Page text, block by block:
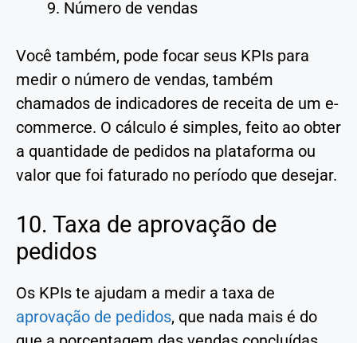
Número de vendas
Você também, pode focar seus KPIs para
medir o número de vendas, também
chamados de indicadores de receita de um e-
commerce. O cálculo é simples, feito ao obter
a quantidade de pedidos na plataforma ou
valor que foi faturado no período que desejar.
10. Taxa de aprovação de
pedidos
Os KPIs te ajudam a medir a taxa de
aprovação de pedidos, que nada mais é do